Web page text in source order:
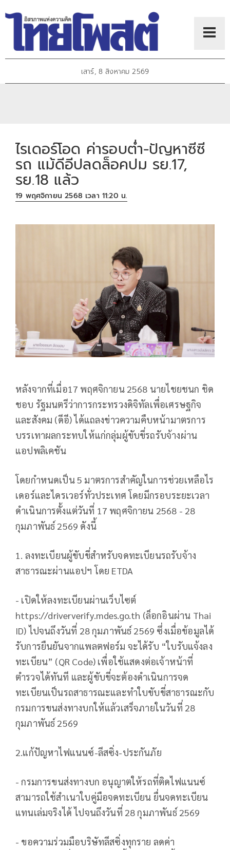
เสาร์, 8 สิงหาคม 2569
ไรเดอร์โอด ค่ารอบต่ำ-ปัญหาซีซี
รถ แม้ดีอีปลดล็อคปม รย.17,
รย.18 แล้ว
19 พฤศจิกายน 2568 เวลา 11:20 น.
หลังจากที่เมื่อ17 พฤศจิกายน 2568 นายไชยชนก ชิด
ชอบ รัฐมนตรีว่าการกระทรวงดิจิทัลเพื่อเศรษฐกิจ
และสังคม (ดีอี) ได้แถลงข่าวความคืบหน้ามาตรการ
บรรเทาผลกระทบให้แก่กลุ่มผู้ขับขี่รถรับจ้างผ่าน
แอปพลิเคชัน
โดยกำหนดเป็น 5 มาตรการสำคัญในการช่วยเหลือไร
เดอร์และไดรเวอร์ทั่วประเทศ โดยมีกรอบระยะเวลา
ดำเนินการตั้งแต่วันที่ 17 พฤศจิกายน 2568 - 28
กุมภาพันธ์ 2569 ดังนี้
1. ลงทะเบียนผู้ขับขี่สำหรับจดทะเบียนรถรับจ้าง
สาธารณะผ่านแอปฯ โดย ETDA
- เปิดให้ลงทะเบียนผ่านเว็บไซต์
https://driververify.mdes.go.th (ล็อกอินผ่าน Thai
ID) ไปจนถึงวันที่ 28 กุมภาพันธ์ 2569 ซึ่งเมื่อข้อมูลได้
รับการยืนยันจากแพลตฟอร์ม จะได้รับ “ใบรับแจ้งลง
ทะเบียน” (QR Code) เพื่อใช้แสดงต่อเจ้าหน้าที่
ตำรวจได้ทันที และผู้ขับขี่จะต้องดำเนินการจด
ทะเบียนเป็นรถสาธารณะและทำใบขับขี่สาธารณะกับ
กรมการขนส่งทางบกให้แล้วเสร็จภายในวันที่ 28
กุมภาพันธ์ 2569
2.แก้ปัญหาไฟแนนซ์-ลีสซิ่ง-ประกันภัย
- กรมการขนส่งทางบก อนุญาตให้รถที่ติดไฟแนนซ์
สามารถใช้สำเนาใบคู่มือจดทะเบียน ยื่นจดทะเบียน
แทนเล่มจริงได้ ไปจนถึงวันที่ 28 กุมภาพันธ์ 2569
- ขอความร่วมมือบริษัทลีสซิ่งทุกราย ลดค่า